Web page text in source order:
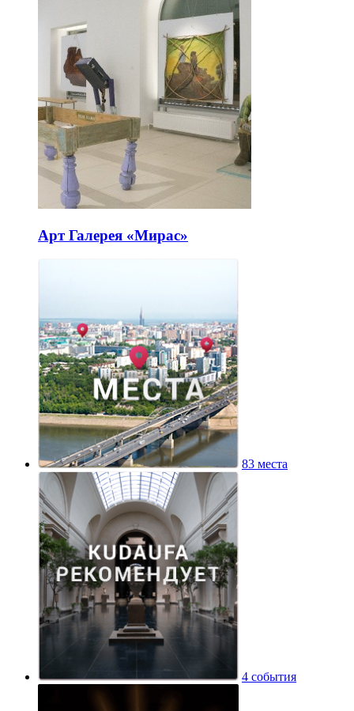
Арт Галерея «Мирас»
83 места
4 события